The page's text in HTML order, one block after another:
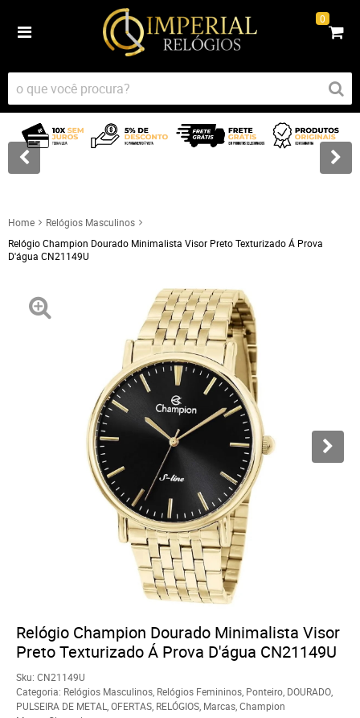
0
Home
Relógios Masculinos
Relógio Champion Dourado Minimalista Visor Preto Texturizado Á Prova
D'água CN21149U
Relógio Champion Dourado Minimalista Visor
Preto Texturizado Á Prova D'água CN21149U
Sku: CN21149U
Categoria: Relógios Masculinos Relógios Femininos Ponteiro DOURADO
PULSEIRA DE METAL OFERTAS RELÓGIOS Marcas Champion